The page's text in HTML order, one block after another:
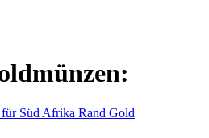
Süd Afrika Rand Gold